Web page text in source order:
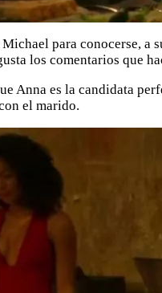
para conocerse,
los comentarios que
Anna es la candidata
el marido.